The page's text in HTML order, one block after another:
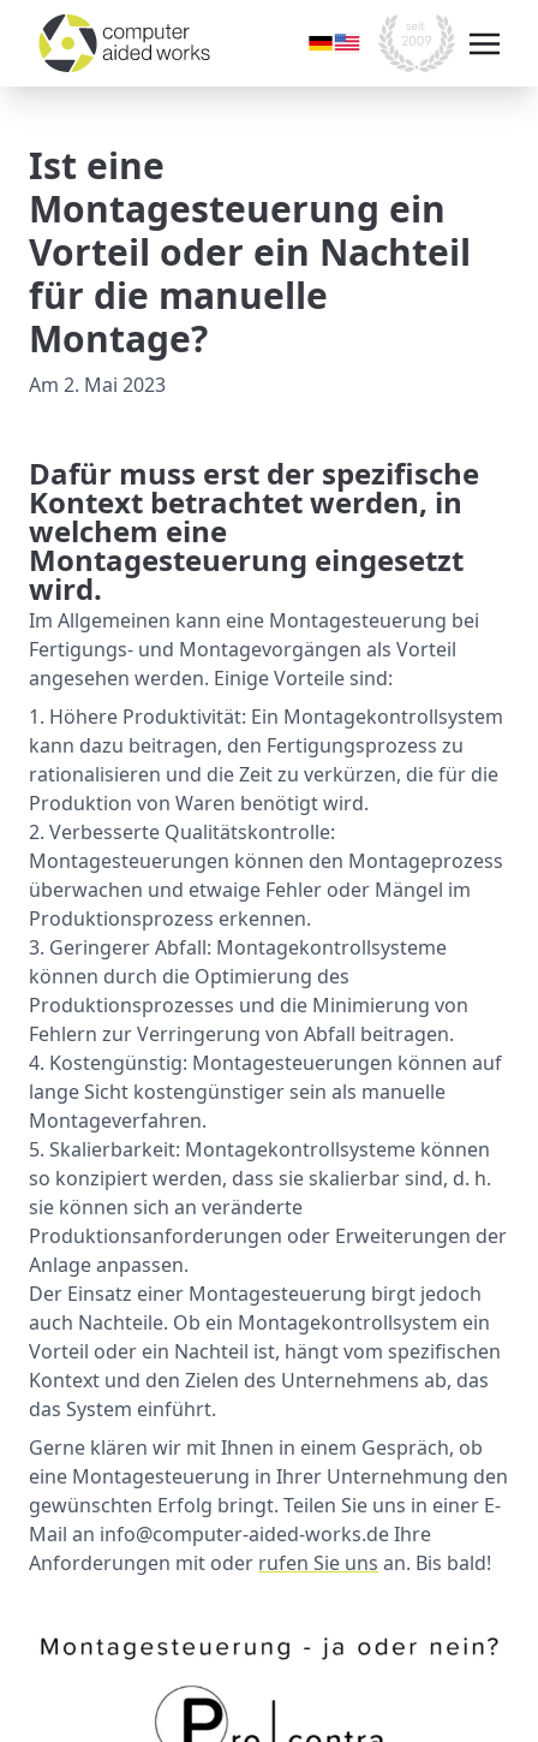
Ist eine
Montagesteuerung ein
Vorteil oder ein Nachteil
für die manuelle
Montage?
Am 2. Mai 2023
Dafür muss erst der spezifische
Kontext betrachtet werden, in
welchem eine
Montagesteuerung eingesetzt
wird.
Im Allgemeinen kann eine Montagesteuerung bei
Fertigungs- und Montagevorgängen als Vorteil
angesehen werden. Einige Vorteile sind:
Höhere Produktivität: Ein Montagekontrollsystem
kann dazu beitragen, den Fertigungsprozess zu
rationalisieren und die Zeit zu verkürzen, die für die
Produktion von Waren benötigt wird.
Verbesserte Qualitätskontrolle:
Montagesteuerungen können den Montageprozess
überwachen und etwaige Fehler oder Mängel im
Produktionsprozess erkennen.
Geringerer Abfall: Montagekontrollsysteme
können durch die Optimierung des
Produktionsprozesses und die Minimierung von
Fehlern zur Verringerung von Abfall beitragen.
Kostengünstig: Montagesteuerungen können auf
lange Sicht kostengünstiger sein als manuelle
Montageverfahren.
Skalierbarkeit: Montagekontrollsysteme können
so konzipiert werden, dass sie skalierbar sind, d. h.
sie können sich an veränderte
Produktionsanforderungen oder Erweiterungen der
Anlage anpassen.
Der Einsatz einer Montagesteuerung birgt jedoch
auch Nachteile. Ob ein Montagekontrollsystem ein
Vorteil oder ein Nachteil ist, hängt vom spezifischen
Kontext und den Zielen des Unternehmens ab, das
das System einführt.
Gerne klären wir mit Ihnen in einem Gespräch, ob
eine Montagesteuerung in Ihrer Unternehmung den
gewünschten Erfolg bringt. Teilen Sie uns in einer E-
Mail an info@computer-aided-works.de Ihre
Anforderungen mit oder rufen Sie uns an. Bis bald!